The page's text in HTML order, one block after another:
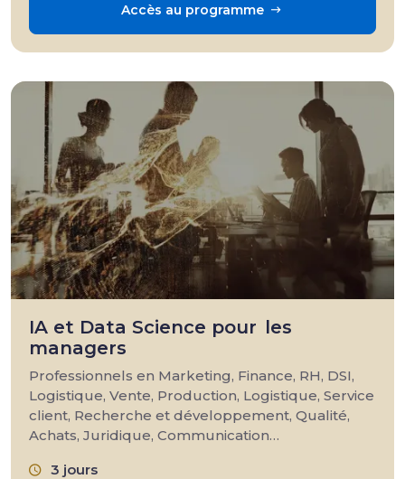
Accès au programme
IA et Data Science pour les
managers
Professionnels en Marketing, Finance, RH, DSI,
Logistique, Vente, Production, Logistique, Service
client, Recherche et développement, Qualité,
Achats, Juridique, Communication…
3 jours